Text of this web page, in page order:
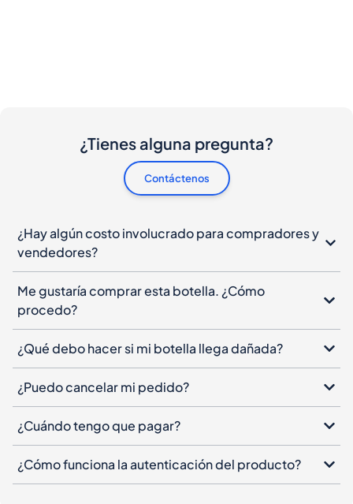
¿Tienes alguna pregunta?
Contáctenos
¿Hay algún costo involucrado para compradores y
vendedores?
Me gustaría comprar esta botella. ¿Cómo
procedo?
¿Qué debo hacer si mi botella llega dañada?
¿Puedo cancelar mi pedido?
¿Cuándo tengo que pagar?
¿Cómo funciona la autenticación del producto?